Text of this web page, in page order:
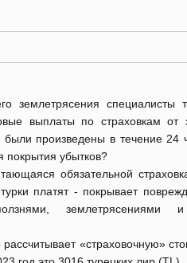
землетрясения специалисты
выплаты по страховкам от
были произведены в течение 24
покрытия убытков?
обязательной
платят - покрывает
землетрясениями
рассчитывает «страховочную»